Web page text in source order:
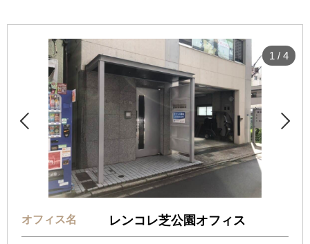
 
1 / 4
オフィス名 レンコレ芝公園オフィス